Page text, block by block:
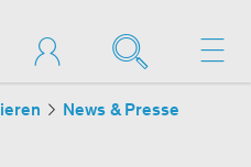
News & Presse